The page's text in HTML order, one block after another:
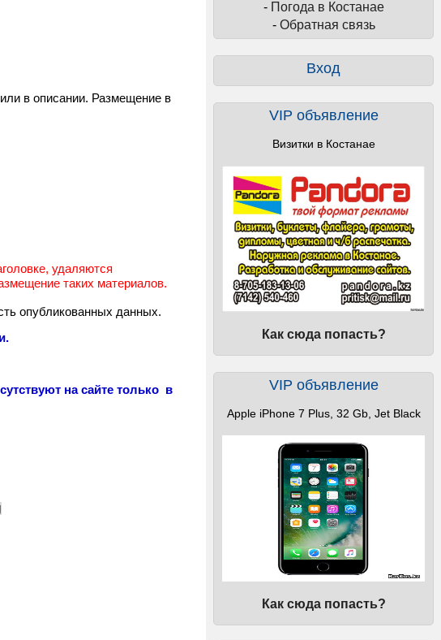
- Погода в Костанае
- Обратная связь
Вход
VIP объявление
Визитки в Костанае
Как сюда попасть?
VIP объявление
Apple iPhone 7 Plus, 32 Gb, Jet Black
Как сюда попасть?
в описании. Размещение в
удаляются
таких материалов.
опубликованных данных.
.
на сайте только в